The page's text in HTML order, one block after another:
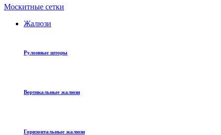
Москитные сетки
Жалюзи
Рулонные шторы
Вертикальные жалюзи
Горизонтальные жалюзи